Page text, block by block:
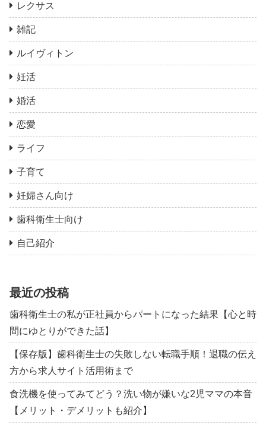
レクサス
雑記
ルイヴィトン
妊活
婚活
恋愛
ライフ
子育て
妊婦さん向け
歯科衛生士向け
自己紹介
最近の投稿
歯科衛生士の私が正社員からパートになった結果【心と時
間にゆとりができた話】
【保存版】歯科衛生士の失敗しない転職手順！退職の伝え
方から求人サイト活用術まで
食洗機を使ってみてどう？洗い物が嫌いな2児ママの本音
【メリット・デメリットも紹介】